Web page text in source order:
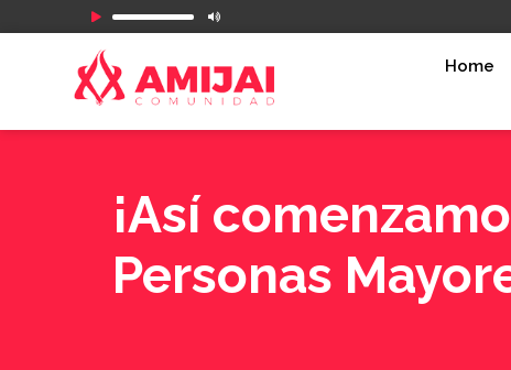
Reproductor
de
audio
Home
¡Así
Personas